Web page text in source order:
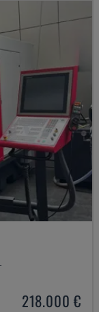
218.000 €